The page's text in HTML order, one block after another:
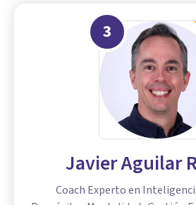
3
Javier Aguilar
Coach Experto en